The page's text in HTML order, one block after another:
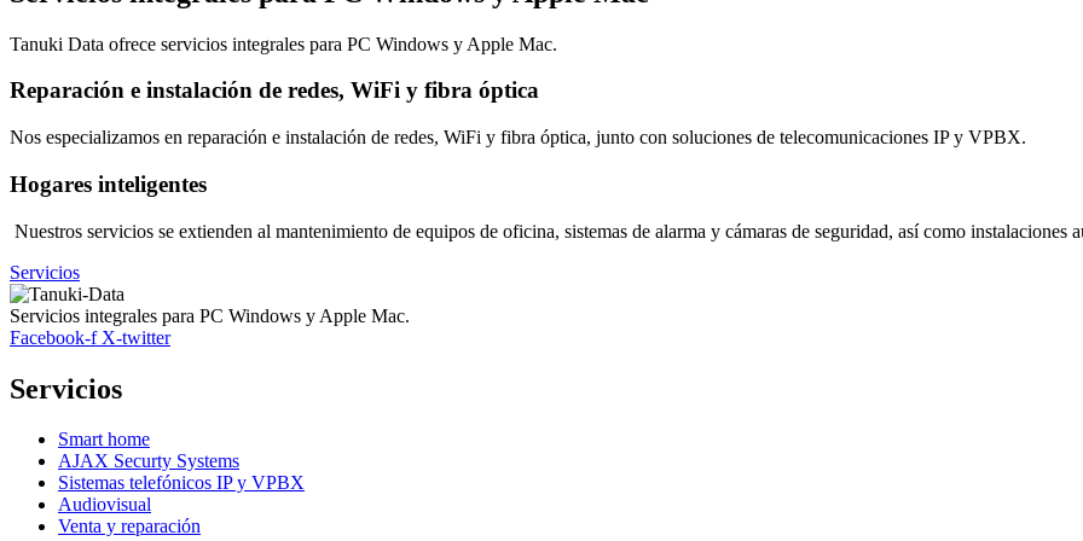
Tanuki Data ofrece servicios integrales para PC Windows y Apple Mac.
Reparación e instalación de redes, WiFi y fibra óptica
Nos especializamos en reparación e instalación de redes, WiFi y fibra óptica, junto con soluciones de telecomunicaciones IP y VPBX.
Hogares inteligentes
Nuestros servicios se extienden al mantenimiento de equipos de oficina, sistemas de alarma y cámaras de seguridad, así como instalaciones
Servicios
Servicios integrales para PC Windows y Apple Mac.
Facebook-f X-twitter
Servicios
Smart home
AJAX Securty Systems
Sistemas telefónicos IP y VPBX
Audiovisual
Venta y reparación